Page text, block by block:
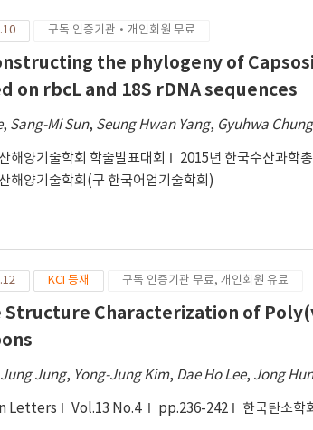
구독 인증기관·개인회원 무료
the phylogeny of
on rbcL and 18S rDNA sequences
, Sang-Mi Sun, Seung Hwan Yang, Gyuhwa Chung
해양기술학회 학술발표대회 2015년 한국수산과학
해양기술학회(구 한국어업기술학회)
KCI 등재 구독 인증기관 무료, 개인회원 유료
Structure Characterization of
Jung, Yong-Jung Kim, Dae Ho Lee, Jong
Letters Vol.13 No.4 pp.236-242 한국탄소학